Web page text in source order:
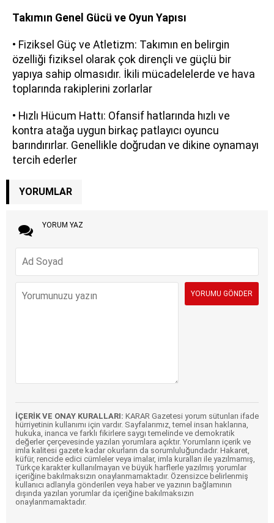
Takımın Genel Gücü ve Oyun Yapısı
• Fiziksel Güç ve Atletizm: Takımın en belirgin
özelliği fiziksel olarak çok dirençli ve güçlü bir
yapıya sahip olmasıdır. İkili mücadelelerde ve hava
toplarında rakiplerini zorlarlar
• Hızlı Hücum Hattı: Ofansif hatlarında hızlı ve
kontra atağa uygun birkaç patlayıcı oyuncu
barındırırlar. Genellikle doğrudan ve dikine oynamayı
tercih ederler
YORUMLAR
YORUM YAZ
İÇERİK VE ONAY KURALLARI: KARAR Gazetesi yorum sütunları ifade
hürriyetinin kullanımı için vardır. Sayfalarımız, temel insan haklarına,
hukuka, inanca ve farklı fikirlere saygı temelinde ve demokratik
değerler çerçevesinde yazılan yorumlara açıktır. Yorumların içerik ve
imla kalitesi gazete kadar okurların da sorumluluğundadır. Hakaret,
küfür, rencide edici cümleler veya imalar, imla kuralları ile yazılmamış,
Türkçe karakter kullanılmayan ve büyük harflerle yazılmış yorumlar
içeriğine bakılmaksızın onaylanmamaktadır. Özensizce belirlenmiş
kullanıcı adlarıyla gönderilen veya haber ve yazının bağlamının
dışında yazılan yorumlar da içeriğine bakılmaksızın
onaylanmamaktadır.